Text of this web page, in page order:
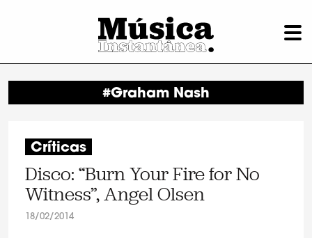
#Graham Nash
Críticas
Disco: “Burn Your Fire for No
Witness”, Angel Olsen
18/02/2014